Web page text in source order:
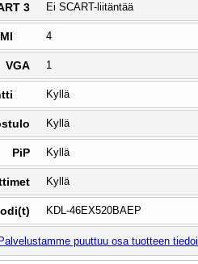
3 Ei SCART-liitäntää
4
VGA 1
Kyllä
Kyllä
PiP Kyllä
Kyllä
KDL-46EX520BAEP
Palvelustamme puuttuu osa tuotteen